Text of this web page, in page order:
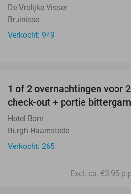
De Vrolijke Visser
Bruinisse
Verkocht: 949
1 of 2 overnachtingen voor
check-out + portie
Hotel Bom
Burgh-Haamstede
Verkocht: 265
Excl. ca. €3,95